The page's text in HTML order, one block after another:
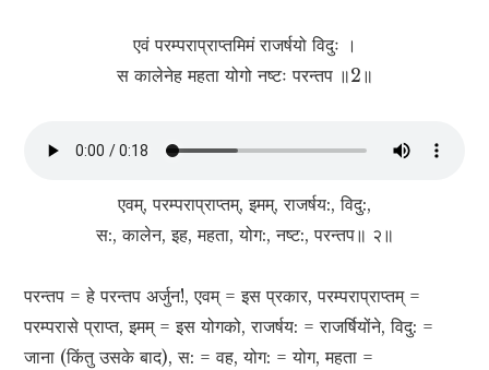
एवं परम्पराप्राप्तमिमं राजर्षयो विदुः ।
स कालेनेह महता योगो नष्टः परन्तप ॥2॥
एवम्, परम्पराप्राप्तम्, इमम्, राजर्षय:, विदु:,
स:, कालेन, इह, महता, योग:, नष्ट:, परन्तप॥ २॥
परन्तप = हे परन्तप अर्जुन!, एवम् = इस प्रकार, परम्पराप्राप्तम् =
परम्परासे प्राप्त, इमम् = इस योगको, राजर्षय: = राजर्षियोंने, विदु: =
जाना (किंतु उसके बाद), स: = वह, योग: = योग, महता =